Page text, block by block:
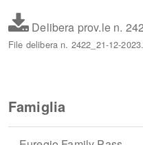
Delibera prov.le n.
File delibera n. 2422_21-12-
Famiglia